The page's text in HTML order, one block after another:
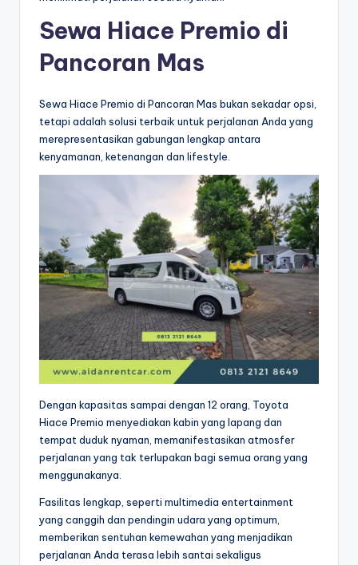
Sewa Hiace Premio di
Pancoran Mas
Sewa Hiace Premio di Pancoran Mas bukan sekadar opsi,
tetapi adalah solusi terbaik untuk perjalanan Anda yang
merepresentasikan gabungan lengkap antara
kenyamanan, ketenangan dan lifestyle.
Dengan kapasitas sampai dengan 12 orang, Toyota
Hiace Premio menyediakan kabin yang lapang dan
tempat duduk nyaman, memanifestasikan atmosfer
perjalanan yang tak terlupakan bagi semua orang yang
menggunakanya.
Fasilitas lengkap, seperti multimedia entertainment
yang canggih dan pendingin udara yang optimum,
memberikan sentuhan kemewahan yang menjadikan
perjalanan Anda terasa lebih santai sekaligus